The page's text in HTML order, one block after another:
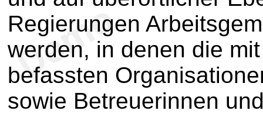
Regierungen
werden, in denen die
befassten
sowie Betreuerinnen